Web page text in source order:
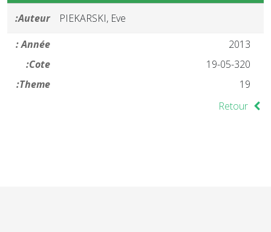
Auteur:
PIEKARSKI, Eve
Année :
2013
Cote:
19-05-320
Theme:
19
Retour